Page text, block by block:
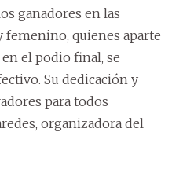
ganadores en las
femenino, quienes aparte
el podio final, se
Su dedicación y
para todos
organizadora del